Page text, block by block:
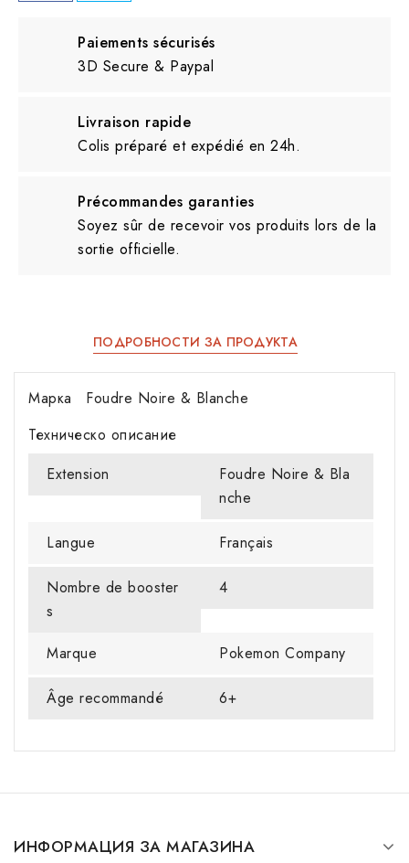
Paiements sécurisés
3D Secure & Paypal
Livraison rapide
Colis préparé et expédié en 24h.
Précommandes garanties
Soyez sûr de recevoir vos produits lors de la
sortie officielle.
ПОДРОБНОСТИ ЗА ПРОДУКТА
Марка
Foudre Noire & Blanche
Техническо описание
Extension
Foudre Noire & Bla
nche
Langue Français
Nombre de booster
s
4
Marque Pokemon Company
Âge recommandé 6+
ИНФОРМАЦИЯ ЗА МАГАЗИНА